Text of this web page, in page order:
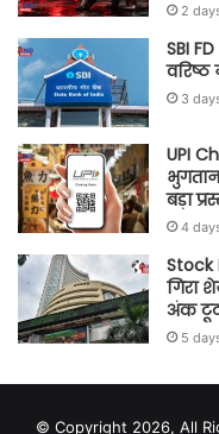
2
SBI
वरिष्ठ
3
UPI
बड़ा
4
Stock
गिरा
अंक
5
© Copyright 2026, All